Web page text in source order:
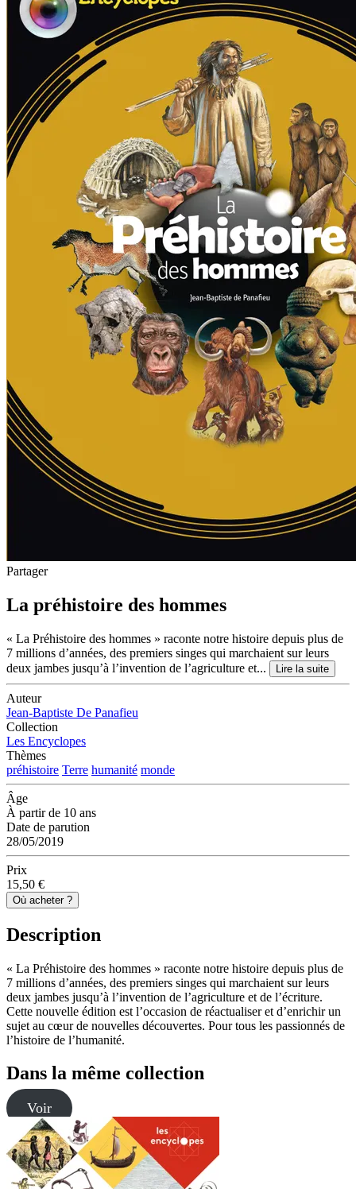
Partager
La préhistoire des hommes
« La Préhistoire des hommes » raconte notre histoire depuis plus de
7 millions d’années, des premiers singes qui marchaient sur leurs
deux jambes jusqu’à l’invention de l’agriculture et...
Lire la suite
Auteur
Jean-Baptiste De Panafieu
Collection
Les Encyclopes
Thèmes
préhistoire Terre humanité monde
Âge
À partir de 10 ans
Date de parution
28/05/2019
Prix
15,50 €
Où acheter ?
Description
« La Préhistoire des hommes » raconte notre histoire depuis plus de
7 millions d’années, des premiers singes qui marchaient sur leurs
deux jambes jusqu’à l’invention de l’agriculture et de l’écriture.
Cette nouvelle édition est l’occasion de réactualiser et d’enrichir un
sujet au cœur de nouvelles découvertes. Pour tous les passionnés de
l’histoire de l’humanité.
Dans la même collection
Voir